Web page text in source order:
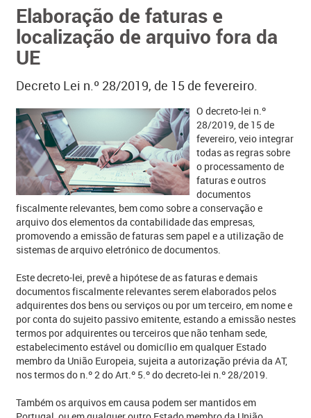
Elaboração de faturas e
localização de arquivo fora da
UE
Decreto Lei n.º 28/2019, de 15 de fevereiro.
​O decreto-lei n.º
28/2019, de 15 de
fevereiro, veio integrar
todas as regras sobre
o processamento de
faturas e outros
documentos
fiscalmente relevantes, bem como sobre a conservação e
arquivo dos elementos da contabilidade das empresas,
promovendo a emissão de faturas sem papel e a utilização de
sistemas de arquivo eletrónico de documentos.
Este decreto-lei, prevê a hipótese de as faturas e demais
documentos fiscalmente relevantes serem elaborados pelos
adquirentes dos bens ou serviços ou por um terceiro, em nome e
por conta do sujeito passivo emitente, estando a emissão nestes
termos por adquirentes ou terceiros que não tenham sede,
estabelecimento estável ou domicílio em qualquer Estado
membro da União Europeia, sujeita a autorização prévia da AT,
nos termos do n.º 2 do Art.º 5.º do decreto-lei n.º 28/2019.
Também os arquivos em causa podem ser mantidos em